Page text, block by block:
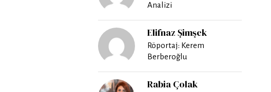
Analizi
Elifnaz Şimşek
Röportaj: Kerem
Berberoğlu
Rabia Çolak